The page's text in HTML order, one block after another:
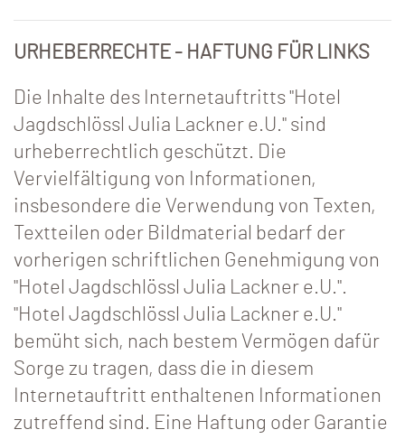
URHEBERRECHTE - HAFTUNG FÜR LINKS
Die Inhalte des Internetauftritts "Hotel
Jagdschlössl Julia Lackner e.U." sind
urheberrechtlich geschützt. Die
Vervielfältigung von Informationen,
insbesondere die Verwendung von Texten,
Textteilen oder Bildmaterial bedarf der
vorherigen schriftlichen Genehmigung von
"Hotel Jagdschlössl Julia Lackner e.U.".
"Hotel Jagdschlössl Julia Lackner e.U."
bemüht sich, nach bestem Vermögen dafür
Sorge zu tragen, dass die in diesem
Internetauftritt enthaltenen Informationen
zutreffend sind. Eine Haftung oder Garantie